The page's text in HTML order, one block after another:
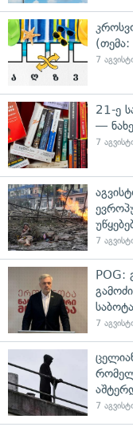
7
21-ე
—
7
7
POG:
7
7